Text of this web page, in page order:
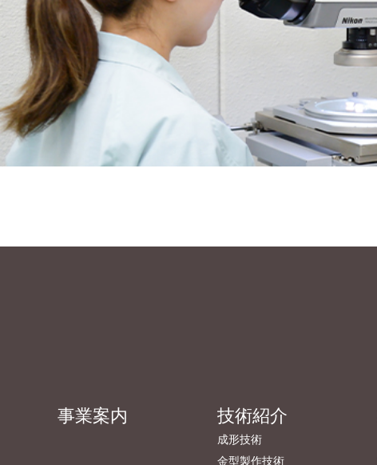
事業案内 技術紹介
成形技術
金型製作技術